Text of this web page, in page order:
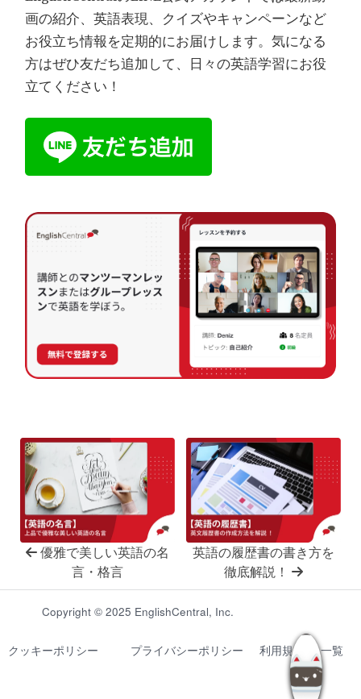
画の紹介、英語表現、クイズやキャンペーンなど
お役立ち情報を定期的にお届けします。気になる
方はぜひ友だち追加して、日々の英語学習にお役
立てください！
優雅で美しい英語の名
言・格言
英語の履歴書の書き方を
徹底解説！
Copyright © 2025 EnglishCentral, Inc.
クッキーポリシー プライバシーポリシー 利用規約 一覧